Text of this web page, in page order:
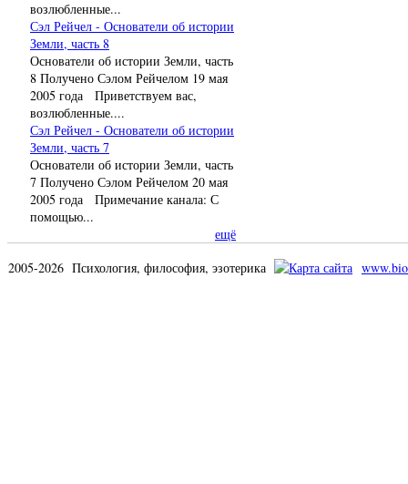
возлюбленные...
Сэл Рейчел - Основатели об истории
Земли, часть 8
Основатели об истории Земли, часть
8 Получено Сэлом Рейчелом 19 мая
2005 года Приветствуем вас,
возлюбленные....
Сэл Рейчел - Основатели об истории
Земли, часть 7
Основатели об истории Земли, часть
7 Получено Сэлом Рейчелом 20 мая
2005 года Примечание канала: С
помощью...
ещё
2005-2026 Психология, философия, эзотерика